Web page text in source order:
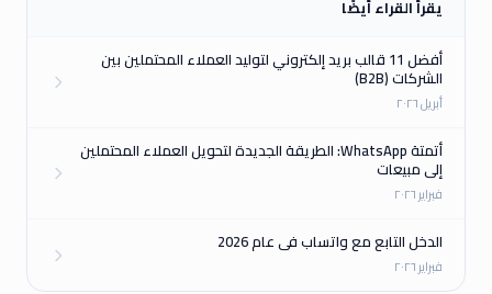
يقرأ القراء أيضًا
أفضل 11 قالب بريد إلكتروني لتوليد العملاء المحتملين بين
الشركات (B2B)
أبريل ٢٠٢٦
أتمتة WhatsApp: الطريقة الجديدة لتحويل العملاء المحتملين
إلى مبيعات
فبراير ٢٠٢٦
الدخل التابع مع واتساب في عام 2026
فبراير ٢٠٢٦